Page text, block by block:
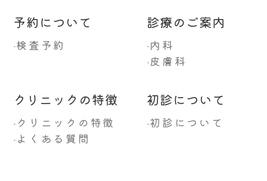
予約について
-検査予約
診療のご案内
- 内科
- 皮膚科
クリニックの特徴
- クリニックの特徴
- よくある質問
初診について
-初診について